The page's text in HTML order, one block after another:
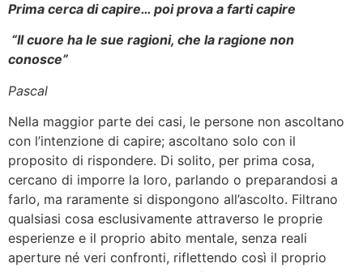
Prima cerca di capire… poi prova a farti capire
“Il cuore ha le sue ragioni, che la ragione non
conosce”
Pascal
Nella maggior parte dei casi, le persone non ascoltano
con l’intenzione di capire; ascoltano solo con il
proposito di rispondere. Di solito, per prima cosa,
cercano di imporre la loro, parlando o preparandosi a
farlo, ma raramente si dispongono all’ascolto. Filtrano
qualsiasi cosa esclusivamente attraverso le proprie
esperienze e il proprio abito mentale, senza reali
aperture né veri confronti, riflettendo così il proprio